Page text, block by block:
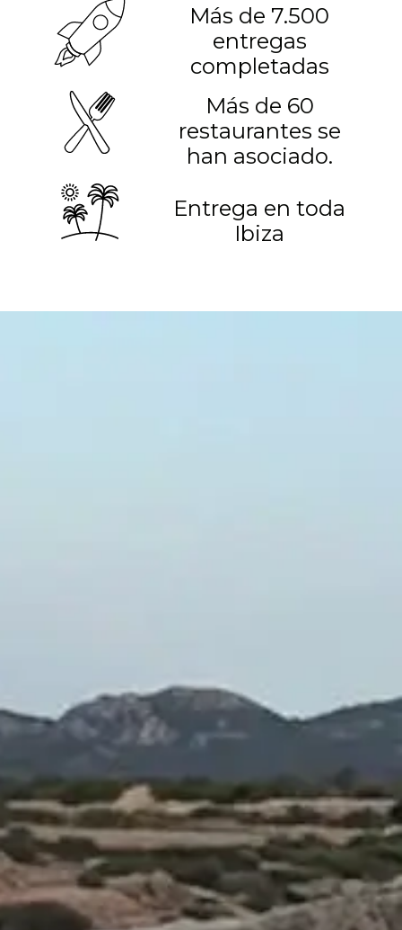
Más de 7.500
entregas
completadas
Más de 60
restaurantes se
han asociado.
Entrega en toda
Ibiza